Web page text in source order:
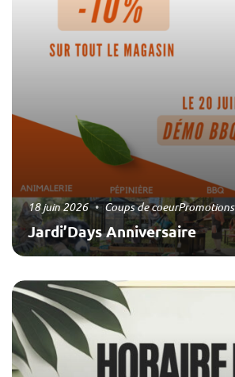
Jardi’Days Anniversaire
18 juin 2026 Coups de coeurPromotions